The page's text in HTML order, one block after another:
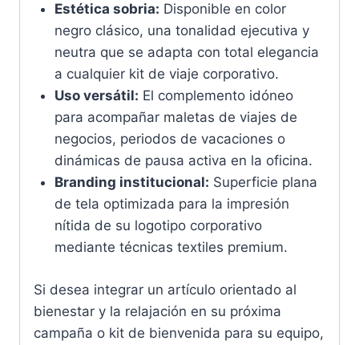
Estética sobria: Disponible en color
negro clásico, una tonalidad ejecutiva y
neutra que se adapta con total elegancia
a cualquier kit de viaje corporativo.
Uso versátil: El complemento idóneo
para acompañar maletas de viajes de
negocios, periodos de vacaciones o
dinámicas de pausa activa en la oficina.
Branding institucional: Superficie plana
de tela optimizada para la impresión
nítida de su logotipo corporativo
mediante técnicas textiles premium.
Si desea integrar un artículo orientado al
bienestar y la relajación en su próxima
campaña o kit de bienvenida para su equipo,